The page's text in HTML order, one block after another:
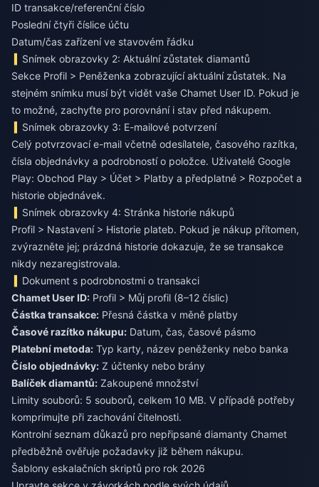
ID transakce/referenční číslo
Poslední čtyři číslice účtu
Datum/čas zařízení ve stavovém řádku
Snímek obrazovky 2: Aktuální zůstatek diamantů
Sekce Profil > Peněženka zobrazující aktuální zůstatek. Na
stejném snímku musí být vidět vaše Chamet User ID. Pokud je
to možné, zachyťte pro porovnání i stav před nákupem.
Snímek obrazovky 3: E-mailové potvrzení
Celý potvrzovací e-mail včetně odesílatele, časového razítka,
čísla objednávky a podrobností o položce. Uživatelé Google
Play: Obchod Play > Účet > Platby a předplatné > Rozpočet a
historie objednávek.
Snímek obrazovky 4: Stránka historie nákupů
Profil > Nastavení > Historie plateb. Pokud je nákup přítomen,
zvýrazněte jej; prázdná historie dokazuje, že se transakce
nikdy nezaregistrovala.
Dokument s podrobnostmi o transakci
Chamet User ID: Profil > Můj profil (8–12 číslic)
Částka transakce: Přesná částka v měně platby
Časové razítko nákupu: Datum, čas, časové pásmo
Platební metoda: Typ karty, název peněženky nebo banka
Číslo objednávky: Z účtenky nebo brány
Balíček diamantů: Zakoupené množství
Limity souborů: 5 souborů, celkem 10 MB. V případě potřeby
komprimujte při zachování čitelnosti.
Kontrolní seznam důkazů pro nepřipsané diamanty Chamet
předběžně ověřuje požadavky již během nákupu.
Šablony eskalačních skriptů pro rok 2026